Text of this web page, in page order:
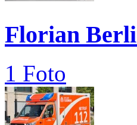
Florian
1 Foto